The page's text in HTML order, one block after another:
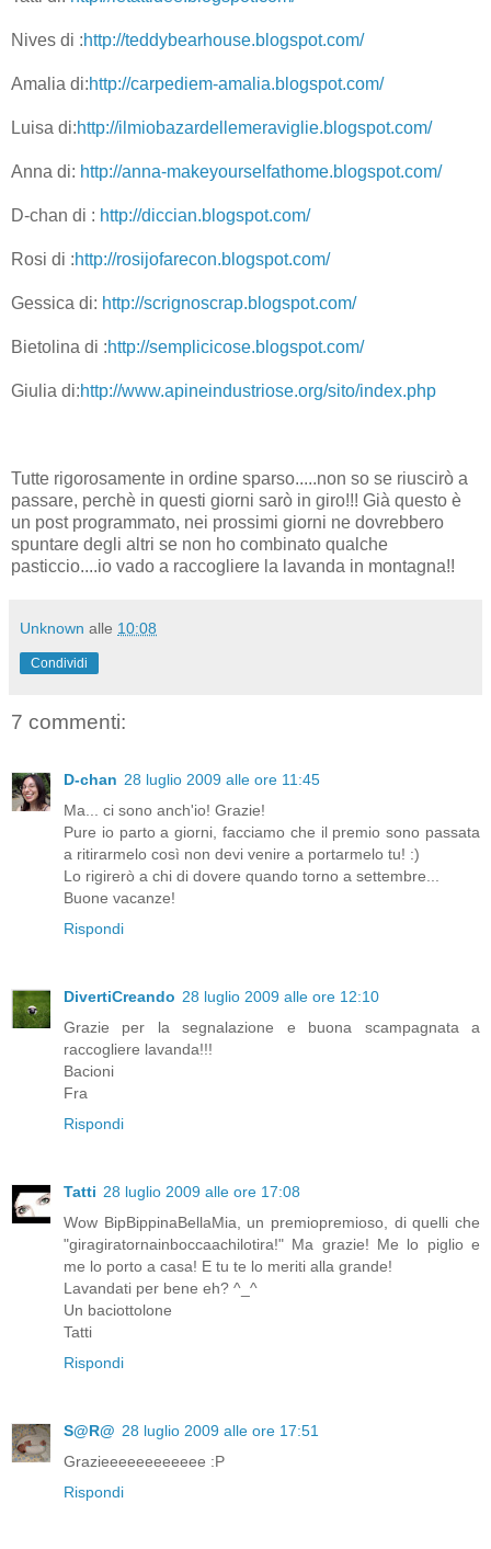
Nives di :http://teddybearhouse.blogspot.com/
Amalia di:http://carpediem-amalia.blogspot.com/
Luisa di:http://ilmiobazardellemeraviglie.blogspot.com/
Anna di: http://anna-makeyourselfathome.blogspot.com/
D-chan di : http://diccian.blogspot.com/
Rosi di :http://rosijofarecon.blogspot.com/
Gessica di: http://scrignoscrap.blogspot.com/
Bietolina di :http://semplicicose.blogspot.com/
Giulia di:http://www.apineindustriose.org/sito/index.php
Tutte rigorosamente in ordine sparso.....non so se riuscirò a
passare, perchè in questi giorni sarò in giro!!! Già questo è
un post programmato, nei prossimi giorni ne dovrebbero
spuntare degli altri se non ho combinato qualche
pasticcio....io vado a raccogliere la lavanda in montagna!!
Unknown alle 10:08
Condividi
7 commenti:
D-chan 28 luglio 2009 alle ore 11:45
Ma... ci sono anch'io! Grazie!
Pure io parto a giorni, facciamo che il premio sono passata
a ritirarmelo così non devi venire a portarmelo tu! :)
Lo rigirerò a chi di dovere quando torno a settembre...
Buone vacanze!
Rispondi
DivertiCreando 28 luglio 2009 alle ore 12:10
Grazie per la segnalazione e buona scampagnata a
raccogliere lavanda!!!
Bacioni
Fra
Rispondi
Tatti 28 luglio 2009 alle ore 17:08
Wow BipBippinaBellaMia, un premiopremioso, di quelli che
"giragiratornainboccaachilotira!" Ma grazie! Me lo piglio e
me lo porto a casa! E tu te lo meriti alla grande!
Lavandati per bene eh? ^_^
Un baciottolone
Tatti
Rispondi
S@R@ 28 luglio 2009 alle ore 17:51
Grazieeeeeeeeeeee :P
Rispondi